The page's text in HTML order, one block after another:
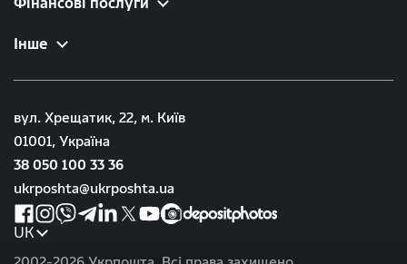
Інше
вул. Хрещатик, 22, м. Київ
01001, Україна
38 050 100 33 36
ukrposhta@ukrposhta.ua
UK